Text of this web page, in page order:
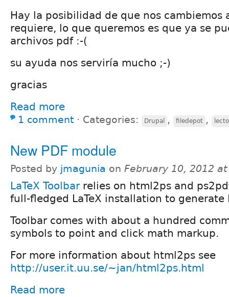
Hay la posibilidad de que nos cambiemos
requiere, lo que queremos es que ya se
archivos pdf :-(
su ayuda nos serviría mucho ;-)
gracias
Read more
1 comment ⋅ Categories: Drupal , filedepot ,
New PDF module
Posted by jmagunia on February 10, 2012
LaTeX Toolbarrelies on html2ps and
full-fledged LaTeX installation to generate
Toolbar comes with about a hundred
symbols to point and click math markup.
For more information about html2ps see
http://user.it.uu.se/~jan/html2ps.html
Read more